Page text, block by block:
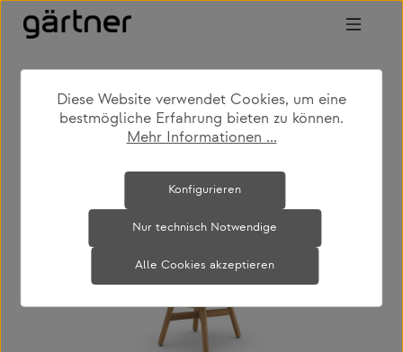
Zum Hauptinhalt springen
shop produkte
outdoor
outdoor loungemöbel
Bildergalerie überspringen
Diese Website verwendet Cookies, um eine
bestmögliche Erfahrung bieten zu können.
Mehr Informationen ...
Nur technisch Notwendige
Konfigurieren
Alle Cookies akzeptieren